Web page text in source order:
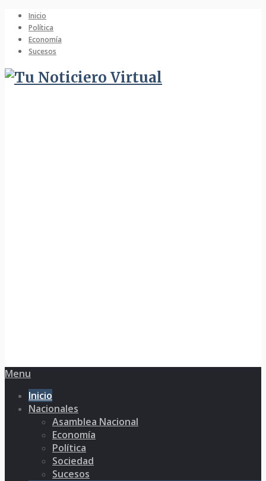
Inicio
Política
Economía
Sucesos
Menu
Inicio
Nacionales
Asamblea Nacional
Economía
Política
Sociedad
Sucesos